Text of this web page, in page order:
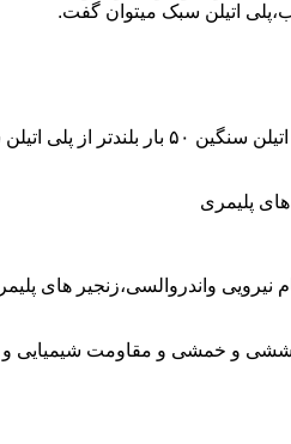
پلی اتیلن سنگین مثل پلی اتیلن سبک از اتم های هیدروژن و کربن تشکیل
پلیمری
واندروالسی،زنجیر های
کششی و خمشی و مقاومت شیمیایی